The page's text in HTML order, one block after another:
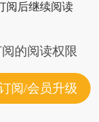
阅后继续阅读
的阅读权限
阅/会员升级